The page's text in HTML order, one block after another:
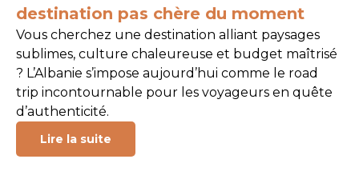
destination pas chère du moment
Vous cherchez une destination alliant paysages
sublimes, culture chaleureuse et budget maîtrisé
? L’Albanie s’impose aujourd’hui comme le road
trip incontournable pour les voyageurs en quête
d’authenticité.
Lire la suite